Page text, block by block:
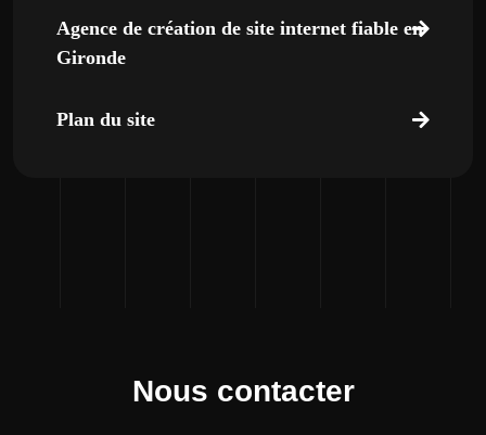
Agence de création de site internet fiable en
Gironde
Plan du site
Nous contacter